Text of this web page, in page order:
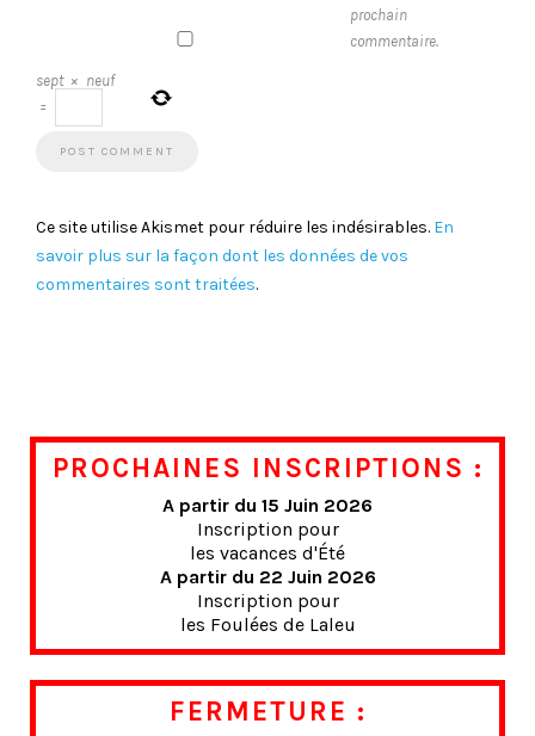
prochain
commentaire.
sept × neuf
=
Ce site utilise Akismet pour réduire les indésirables. En
savoir plus sur la façon dont les données de vos
commentaires sont traitées.
PROCHAINES INSCRIPTIONS :
A partir du 15 Juin 2026
Inscription pour
les vacances d'Été
A partir du 22 Juin 2026
Inscription pour
les Foulées de Laleu
FERMETURE :